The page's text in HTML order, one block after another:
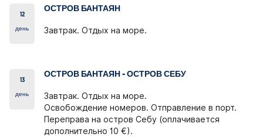
12
день
ОСТРОВ БАНТАЯН
Завтрак. Отдых на море.
13
день
ОСТРОВ БАНТАЯН - ОСТРОВ СЕБУ
Завтрак. Отдых на море.
Освобождение номеров. Отправление в порт.
Переправа на остров Себу (оплачивается
дополнительно 10 €).